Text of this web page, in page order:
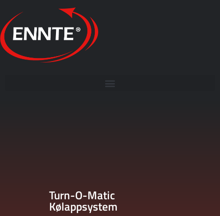
Turn-O-Matic
Kølappsystem